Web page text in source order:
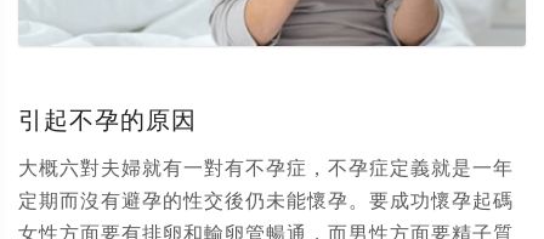
引起不孕的原因
大概六對夫婦就有一對有不孕症，不孕症定義就是一年
定期而沒有避孕的性交後仍未能懷孕。要成功懷孕起碼
女性方面要有排卵和輸卵管暢通，而男性方面要精子質